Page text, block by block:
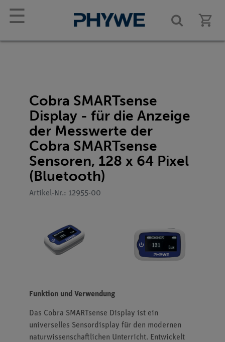
☰
Cobra SMARTsense
Display - für die Anzeige
der Messwerte der
Cobra SMARTsense
Sensoren, 128 x 64 Pixel
(Bluetooth)
Artikel-Nr.: 12955-00
Funktion und Verwendung
Das Cobra SMARTsense Display ist ein
universelles Sensordisplay für den modernen
naturwissenschaftlichen Unterricht. Entwickelt